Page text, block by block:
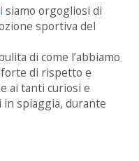
siamo orgogliosi di
sportiva del
di come l’abbiamo
di rispetto e
ai tanti curiosi e
spiaggia, durante